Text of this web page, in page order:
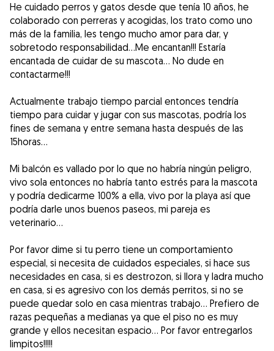
He cuidado perros y gatos desde que tenía 10 años, he
colaborado con perreras y acogidas, los trato como uno
más de la familia, les tengo mucho amor para dar, y
sobretodo responsabilidad...Me encantan!!! Estaría
encantada de cuidar de su mascota... No dude en
contactarme!!!
Actualmente trabajo tiempo parcial entonces tendría
tiempo para cuidar y jugar con sus mascotas, podría los
fines de semana y entre semana hasta después de las
15horas...
Mi balcón es vallado por lo que no habría ningún peligro,
vivo sola entonces no habría tanto estrés para la mascota
y podría dedicarme 100% a ella, vivo por la playa así que
podría darle unos buenos paseos, mi pareja es
veterinario...
Por favor dime si tu perro tiene un comportamiento
especial, si necesita de cuidados especiales, si hace sus
necesidades en casa, si es destrozon, si llora y ladra mucho
en casa, si es agresivo con los demás perritos, si no se
puede quedar solo en casa mientras trabajo... Prefiero de
razas pequeñas a medianas ya que el piso no es muy
grande y ellos necesitan espacio... Por favor entregarlos
limpitos!!!!!